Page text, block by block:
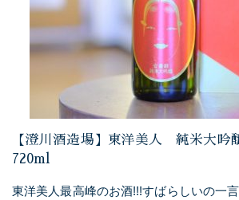
【澄川酒造場】東洋美人 純米大
720ml
東洋美人最高峰のお酒!!!すばらしいの一言